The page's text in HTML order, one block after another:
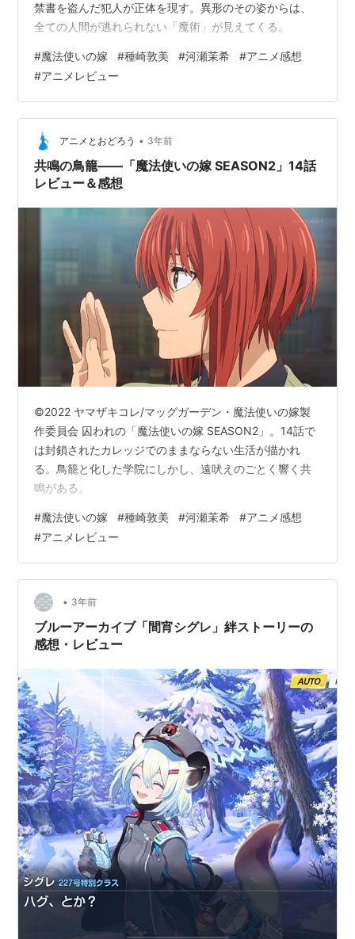
禁書を盗んだ犯人が正体を現す。異形のその姿からは、
全ての人間が逃れられない「魔術」が見えてくる。
#魔法使いの嫁 #種崎敦美 #河瀬茉希 #アニメ感想
#アニメレビュー
アニメとおどろう • 3年前
共鳴の鳥籠――「魔法使いの嫁 SEASON2」14話
レビュー＆感想
©2022 ヤマザキコレ/マッグガーデン・魔法使いの嫁製
作委員会 囚われの「魔法使いの嫁 SEASON2」。14話で
は封鎖されたカレッジでのままならない生活が描かれ
る。鳥籠と化した学院にしかし、遠吠えのごとく響く共
鳴がある。
#魔法使いの嫁 #種崎敦美 #河瀬茉希 #アニメ感想
#アニメレビュー
• 3年前
ブルーアーカイブ「間宵シグレ」絆ストーリーの
感想・レビュー